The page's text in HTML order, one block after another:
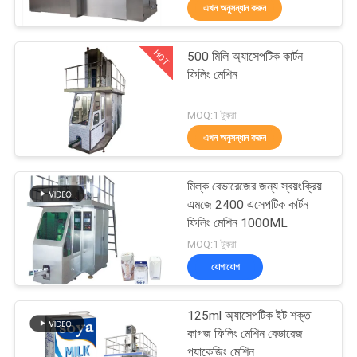
নিয়ন্ত্রণ
যোগাযোগ
খবর
মামলা
একটি
উদ্ধৃতি
অনুরোধ
ভিএফএফএস প্যাকিং মেশিন
ভ্যাকুয়াম সিল প্যাকিং মেশিন
এখন অনুসন্ধান করুন
HOT
500 মিলি অ্যাসেপটিক কার্টন
ফিলিং মেশিন
MOQ:1 টুকরা
এখন অনুসন্ধান করুন
মিল্ক বেভারেজের জন্য স্বয়ংক্রিয়
এমজে 2400 এসেপটিক কার্টন
ফিলিং মেশিন 1000ML
MOQ:1 টুকরা
যোগাযোগ
125ml অ্যাসেপটিক ইট শক্ত
কাগজ ফিলিং মেশিন বেভারেজ
প্যাকেজিং মেশিন